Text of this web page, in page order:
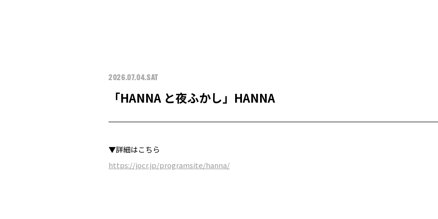
2026.07.04.SAT
「HANNA と夜ふかし」HANNA
▼詳細はこちら
https://jocr.jp/programsite/hanna/